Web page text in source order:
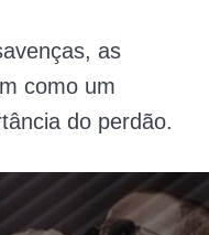
as
como um
do perdão.